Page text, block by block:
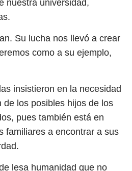
nuestra universidad,
Su lucha nos llevó a crear
como a su ejemplo,
insistieron en la necesidad
de los posibles hijos de los
pues también está en
familiares a encontrar a sus
lesa humanidad que no